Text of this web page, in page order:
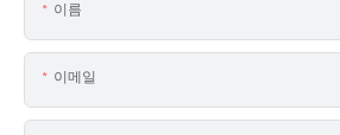
이름
이메일